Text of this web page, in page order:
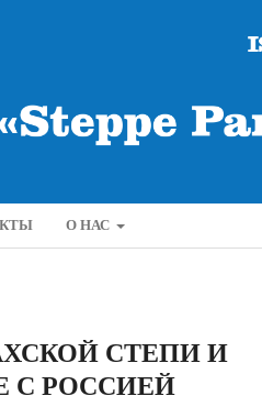
О НАС
СТЕПИ И
С РОССИЕЙ